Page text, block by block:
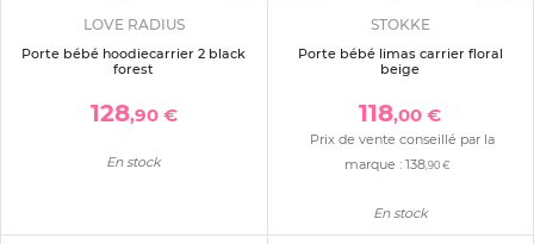
LOVE RADIUS
Porte bébé hoodiecarrier 2 black
forest
128,90 €
En stock
STOKKE
Porte bébé limas carrier floral
beige
118,00 €
Prix de vente conseillé par la
marque :138,90 €
En stock